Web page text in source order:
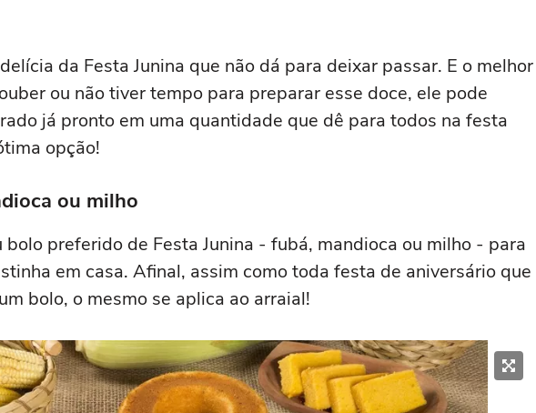
da Festa Junina que não dá para deixar passar. E o melhor
ou não tiver tempo para preparar esse doce, ele pode
já pronto em uma quantidade que dê para todos na festa
opção!
ou milho
bolo preferido de Festa Junina - fubá, mandioca ou milho - para
em casa. Afinal, assim como toda festa de aniversário que
bolo, o mesmo se aplica ao arraial!